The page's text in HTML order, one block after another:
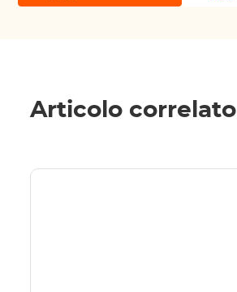
Articolo correlato